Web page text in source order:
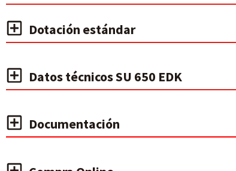
Dotación estándar
Datos técnicos SU 650 EDK
Documentación